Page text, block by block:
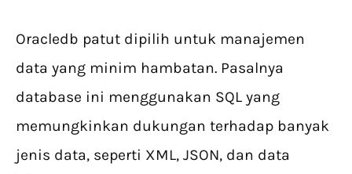
Oracledb patut dipilih untuk manajemen
data yang minim hambatan. Pasalnya
database ini menggunakan SQL yang
memungkinkan dukungan terhadap banyak
jenis data, seperti XML, JSON, dan data